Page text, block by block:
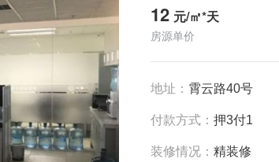
12 元/㎡*天
房源单价
地址： 霄云路40号
付款方式： 押3付1
装修情况： 精装修